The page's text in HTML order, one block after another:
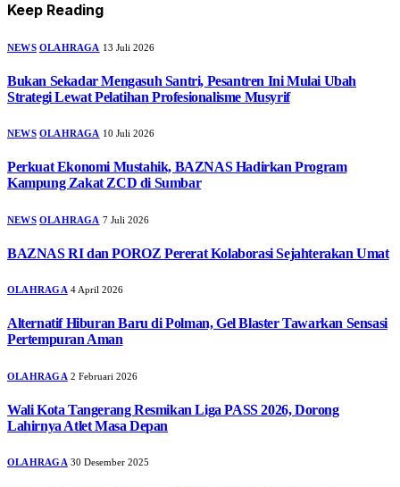
Keep Reading
NEWS OLAHRAGA 13 Juli 2026
Bukan Sekadar Mengasuh Santri, Pesantren Ini Mulai Ubah
Strategi Lewat Pelatihan Profesionalisme Musyrif
NEWS OLAHRAGA 10 Juli 2026
Perkuat Ekonomi Mustahik, BAZNAS Hadirkan Program
Kampung Zakat ZCD di Sumbar
NEWS OLAHRAGA 7 Juli 2026
BAZNAS RI dan POROZ Pererat Kolaborasi Sejahterakan Umat
OLAHRAGA 4 April 2026
Alternatif Hiburan Baru di Polman, Gel Blaster Tawarkan Sensasi
Pertempuran Aman
OLAHRAGA 2 Februari 2026
Wali Kota Tangerang Resmikan Liga PASS 2026, Dorong
Lahirnya Atlet Masa Depan
OLAHRAGA 30 Desember 2025